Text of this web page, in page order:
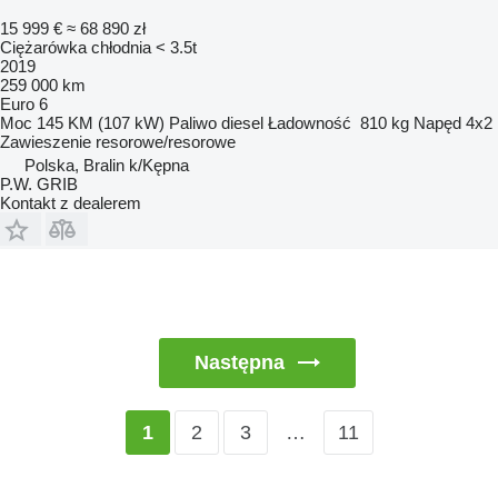
15 999 € ≈ 68 890 zł
Ciężarówka chłodnia < 3.5t
2019
259 000 km
Euro 6
Moc 145 KM (107 kW) Paliwo diesel Ładowność 810 kg Napęd 4x2
Zawieszenie resorowe/resorowe
Polska, Bralin k/Kępna
P.W. GRIB
Kontakt z dealerem
Następna
1 2 3 … 11